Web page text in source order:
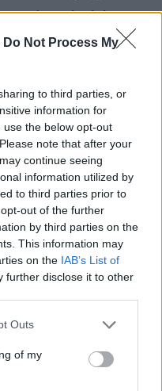
Do Not Process My
to third parties, or
information for
the below opt-out
note that after your
continue seeing
information utilized by
to third parties prior to
out of the further
by third parties on the
This information may
on the IAB’s List of
further disclose it to other
Outs
of my
ciąglezmieniający
z tymi zmianami
warunków.
niezwykle trudny do
tak naprawdę każdy
przeżywa i tworzy
wiele odrębnych
wartości i wiedzy,
i wiele znaczeń danej
sposób trudno